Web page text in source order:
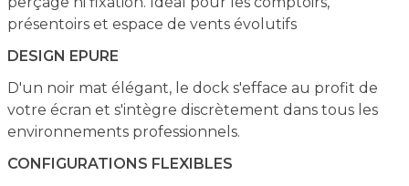
présentoirs et espace de vents évolutifs
DESIGN EPURE
D'un noir mat élégant, le dock s'efface au profit de
votre écran et s'intègre discrètement dans tous les
environnements professionnels.
CONFIGURATIONS FLEXIBLES